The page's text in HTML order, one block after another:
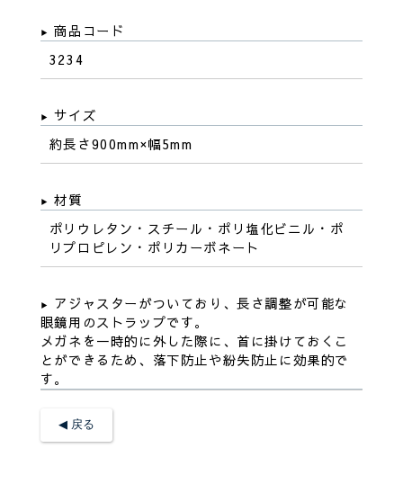
商品コード
3234
サイズ
約長さ900mm×幅5mm
材質
ポリウレタン・スチール・ポリ塩化ビニル・ポ
リプロピレン・ポリカーボネート
アジャスターがついており、長さ調整が可能な
眼鏡用のストラップです。
メガネを一時的に外した際に、首に掛けておくこ
とができるため、落下防止や紛失防止に効果的で
す。
◀︎ 戻る